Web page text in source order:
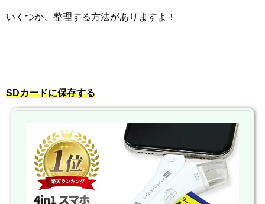
いくつか、整理する方法がありますよ！
SDカードに保存する